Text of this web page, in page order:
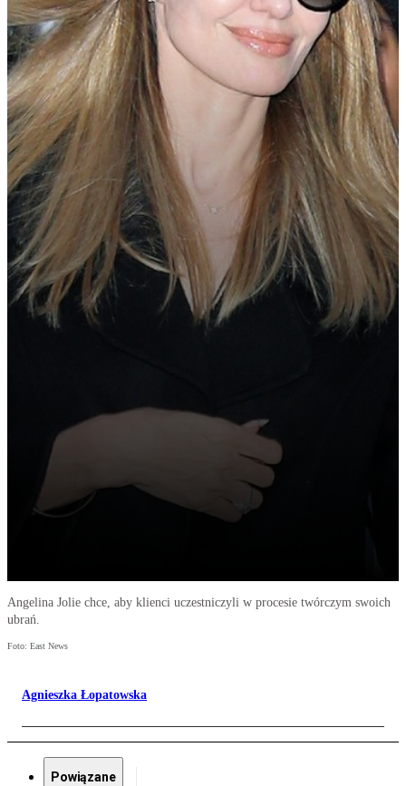
Angelina Jolie chce, aby klienci uczestniczyli w procesie twórczym swoich
ubrań.
Foto: East News
Agnieszka Łopatowska
Powiązane